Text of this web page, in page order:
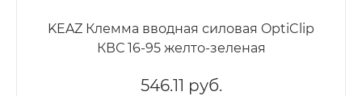
KEAZ Клемма вводная силовая OptiClip
КВС 16-95 желто-зеленая
546.11 руб.